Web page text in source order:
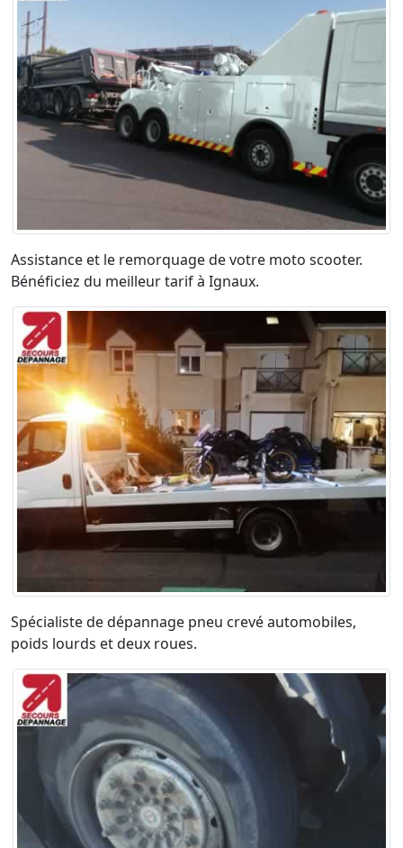
Assistance et le remorquage de votre moto scooter.
Bénéficiez du meilleur tarif à Ignaux.
Spécialiste de dépannage pneu crevé automobiles,
poids lourds et deux roues.